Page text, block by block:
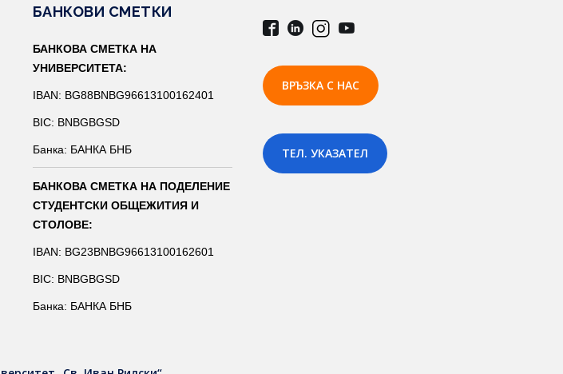
БАНКОВИ СМЕТКИ
БАНКОВА СМЕТКА НА
УНИВЕРСИТЕТА:
IBAN: BG88BNBG96613100162401
BIC: BNBGBGSD
Банка: БАНКА БНБ
БАНКОВА СМЕТКА НА ПОДЕЛЕНИЕ
СТУДЕНТСКИ ОБЩЕЖИТИЯ И
СТОЛОВЕ:
IBAN: BG23BNBG96613100162601
BIC: BNBGBGSD
Банка: БАНКА БНБ
ВРЪЗКА С НАС
ТЕЛ. УКАЗАТЕЛ